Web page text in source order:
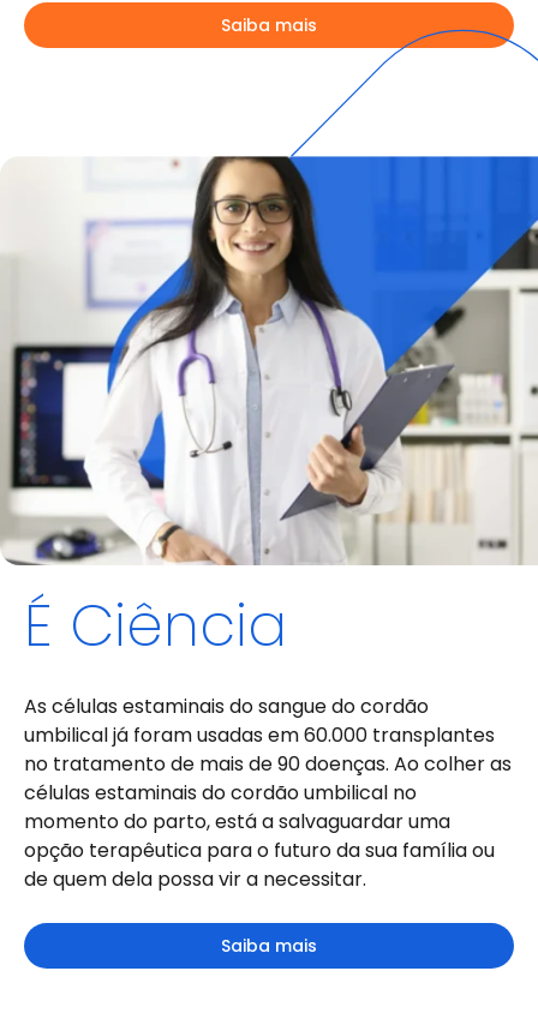
Saiba mais
É Ciência
As células estaminais do sangue do cordão
umbilical já foram usadas em 60.000 transplantes
no tratamento de mais de 90 doenças. Ao colher as
células estaminais do cordão umbilical no
momento do parto, está a salvaguardar uma
opção terapêutica para o futuro da sua família ou
de quem dela possa vir a necessitar.
Saiba mais